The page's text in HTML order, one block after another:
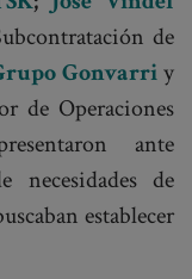
de
Gonvarriy
de Operaciones
ante
necesidades de
establecer